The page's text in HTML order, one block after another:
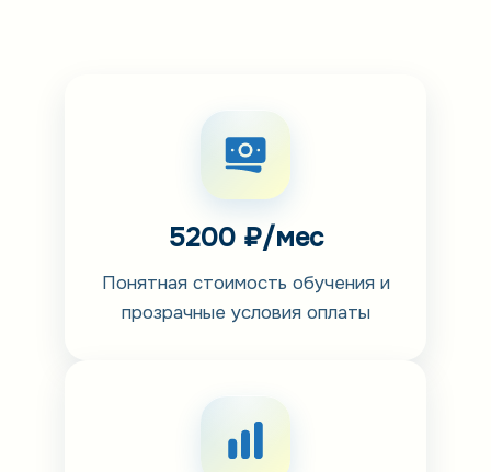
5200 ₽/мес
Понятная стоимость обучения и
прозрачные условия оплаты